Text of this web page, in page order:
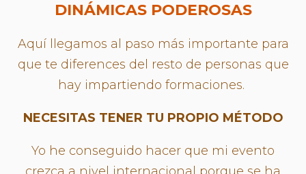
DINÁMICAS PODEROSAS
Aquí llegamos al paso más importante para
que te diferences del resto de personas que
hay impartiendo formaciones.
NECESITAS TENER TU PROPIO MÉTODO
Yo he conseguido hacer que mi evento